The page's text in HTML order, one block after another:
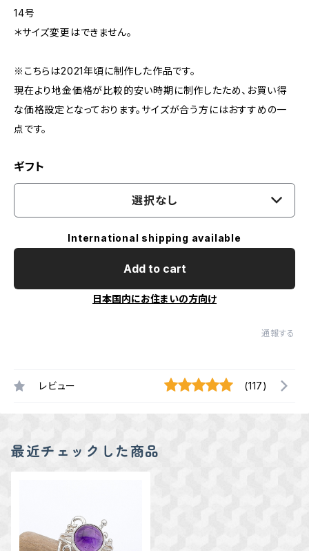
14号
＊サイズ変更はできません。
※こちらは2021年頃に制作した作品です。
現在より地金価格が比較的安い時期に制作したため、お買い得
な価格設定となっております。サイズが合う方にはおすすめの一
点です。
ギフト
選択なし
International shipping available
Add to cart
日本国内にお住まいの方向け
通報する
レビュー (117)
最近チェックした商品